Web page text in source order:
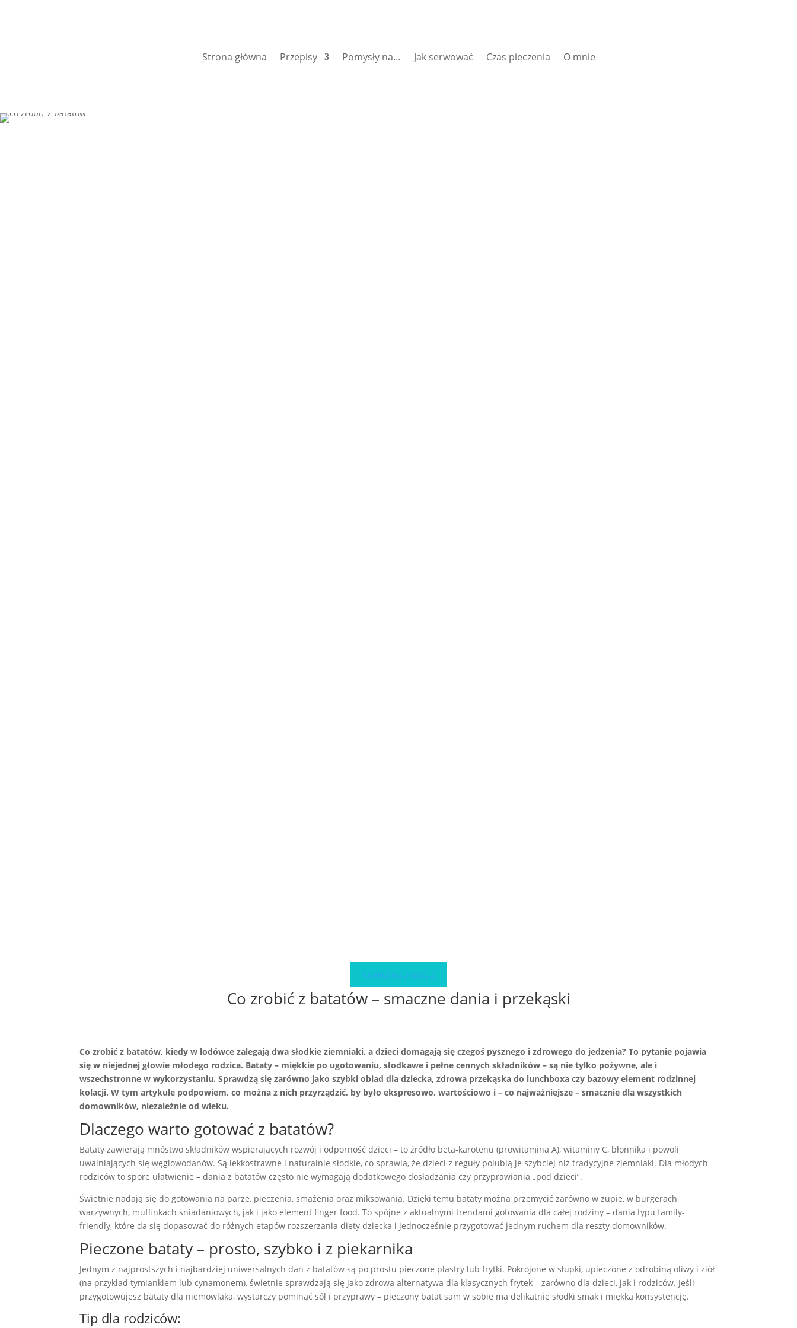
Strona główna Przepisy Pomysły na… Jak serwować Czas pieczenia O mnie
Co można zrobić z
Co zrobić z batatów – smaczne dania i przekąski
Co zrobić z batatów, kiedy w lodówce zalegają dwa słodkie ziemniaki, a dzieci domagają się czegoś pysznego i zdrowego do jedzenia? To pytanie pojawia
się w niejednej głowie młodego rodzica. Bataty – miękkie po ugotowaniu, słodkawe i pełne cennych składników – są nie tylko pożywne, ale i
wszechstronne w wykorzystaniu. Sprawdzą się zarówno jako szybki obiad dla dziecka, zdrowa przekąska do lunchboxa czy bazowy element rodzinnej
kolacji. W tym artykule podpowiem, co można z nich przyrządzić, by było ekspresowo, wartościowo i – co najważniejsze – smacznie dla wszystkich
domowników, niezależnie od wieku.
Dlaczego warto gotować z batatów?
Bataty zawierają mnóstwo składników wspierających rozwój i odporność dzieci – to źródło beta-karotenu (prowitamina A), witaminy C, błonnika i powoli
uwalniających się węglowodanów. Są lekkostrawne i naturalnie słodkie, co sprawia, że dzieci z reguły polubią je szybciej niż tradycyjne ziemniaki. Dla młodych
rodziców to spore ułatwienie – dania z batatów często nie wymagają dodatkowego dosładzania czy przyprawiania „pod dzieci”.
Świetnie nadają się do gotowania na parze, pieczenia, smażenia oraz miksowania. Dzięki temu bataty można przemycić zarówno w zupie, w burgerach
warzywnych, muffinkach śniadaniowych, jak i jako element finger food. To spójne z aktualnymi trendami gotowania dla całej rodziny – dania typu family-
friendly, które da się dopasować do różnych etapów rozszerzania diety dziecka i jednocześnie przygotować jednym ruchem dla reszty domowników.
Pieczone bataty – prosto, szybko i z piekarnika
Jednym z najprostszych i najbardziej uniwersalnych dań z batatów są po prostu pieczone plastry lub frytki. Pokrojone w słupki, upieczone z odrobiną oliwy i ziół
(na przykład tymiankiem lub cynamonem), świetnie sprawdzają się jako zdrowa alternatywa dla klasycznych frytek – zarówno dla dzieci, jak i rodziców. Jeśli
przygotowujesz bataty dla niemowlaka, wystarczy pominąć sól i przyprawy – pieczony batat sam w sobie ma delikatnie słodki smak i miękką konsystencję.
Tip dla rodziców: